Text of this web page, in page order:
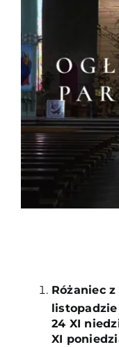
Duszpasterze
Grupy parafialne
Wspólnoty
Oddanie 33
Kancelaria
Różaniec
listopadzie
24 XI
XI